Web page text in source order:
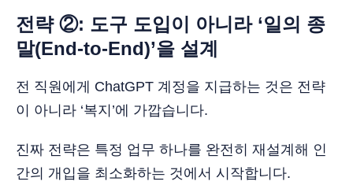
전략 ②: 도구 도입이 아니라 ‘일의 종
말(End-to-End)’을 설계
전 직원에게 ChatGPT 계정을 지급하는 것은 전략
이 아니라 ‘복지’에 가깝습니다.
진짜 전략은 특정 업무 하나를 완전히 재설계해 인
간의 개입을 최소화하는 것에서 시작합니다.